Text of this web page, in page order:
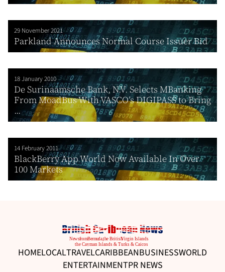
29 November 2021
Parkland Announces Normal Course Issuer Bid
18 January 2010
De Surinaamsche Bank, N.V. Selects MBanking
From MoadBus With VASCO’s DIGIPASS to Bring
...
14 February 2011
BlackBerry App World Now Available In Over
100 Markets
HOMELOCALTRAVELCARIBBEANBUSINESSWORLD
ENTERTAINMENTPR NEWS